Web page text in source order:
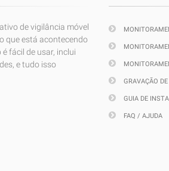
de vigilância móvel
que está acontecendo
fácil de usar, inclui
e tudo isso
GRAVAÇÃO
GUIA DE
FAQ / AJUDA